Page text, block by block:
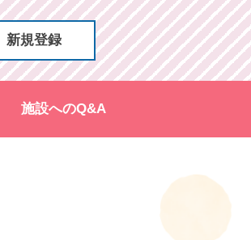
新規登録
施設へのQ&A